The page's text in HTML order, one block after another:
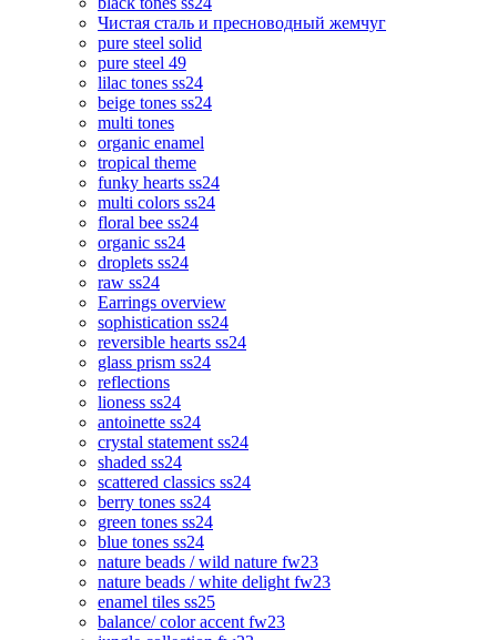
Чистая сталь и пресноводный жемчуг
pure steel solid
pure steel 49
lilac tones ss24
beige tones ss24
multi tones
organic enamel
tropical theme
funky hearts ss24
multi colors ss24
floral bee ss24
organic ss24
droplets ss24
raw ss24
Earrings overview
sophistication ss24
reversible hearts ss24
glass prism ss24
reflections
lioness ss24
antoinette ss24
crystal statement ss24
shaded ss24
scattered classics ss24
berry tones ss24
green tones ss24
blue tones ss24
nature beads / wild nature fw23
nature beads / white delight fw23
enamel tiles ss25
balance/ color accent fw23